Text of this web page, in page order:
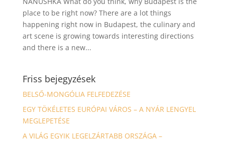
place to be right now? There are a lot things
happening right now in Budapest, the culinary and
art scene is growing towards interesting directions
and there is a new...
Friss bejegyzések
BELSŐ-MONGÓLIA FELFEDEZÉSE
EGY TÖKÉLETES EURÓPAI VÁROS – A NYÁR LENGYEL
MEGLEPETÉSE
A VILÁG EGYIK LEGELZÁRTABB ORSZÁGA –